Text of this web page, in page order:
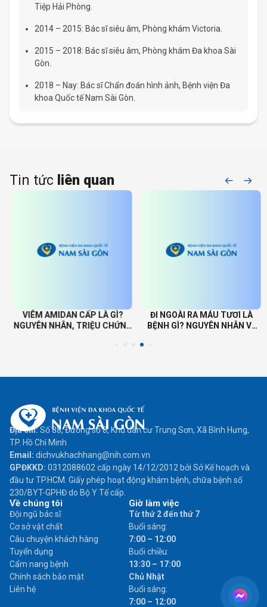
Tiệp Hải Phòng.
2014 – 2015: Bác sĩ siêu âm, Phòng khám Victoria.
2015 – 2018: Bác sĩ siêu âm, Phòng khám Đa khoa Sài
Gòn.
2018 – Nay: Bác sĩ Chẩn đoán hình ảnh, Bệnh viện Đa
khoa Quốc tế Nam Sài Gòn.
Tin tức liên quan
VIÊM AMIDAN CẤP LÀ GÌ?
NGUYÊN NHÂN, TRIỆU CHỨNG
ĐI NGOÀI RA MÁU TƯƠI LÀ
BỆNH GÌ? NGUYÊN NHÂN VÀ
Địa chỉ:Số 88, Đường số 8, Khu dân cư Trung Sơn, Xã Bình Hưng,
TP. Hồ Chí Minh
Email: dichvukhachhang@nih.com.vn
GPĐKKD: 0312088602 cấp ngày 14/12/2012 bởi Sở Kế hoạch và
đầu tư TP.HCM. Giấy phép hoạt động khám bệnh, chữa bệnh số
230/BYT-GPHĐ do Bộ Y Tế cấp.
Về chúng tôi
Đội ngũ bác sĩ
Cơ sở vật chất
Câu chuyện khách hàng
Tuyển dụng
Cẩm nang bệnh
Chính sách bảo mật
Liên hệ
Giờ làm việc
Từ thứ 2 đến thứ 7
Buổi sáng:
7:00 – 12:00
Buổi chiều:
13:30 – 17:00
Chủ Nhật
Buổi sáng:
7:00 – 12:00